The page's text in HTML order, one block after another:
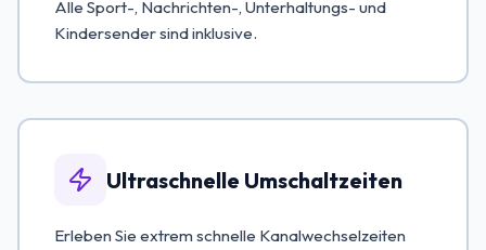
Alle Sport-, Nachrichten-, Unterhaltungs- und
Kindersender sind inklusive.
Ultraschnelle Umschaltzeiten
Erleben Sie extrem schnelle Kanalwechselzeiten